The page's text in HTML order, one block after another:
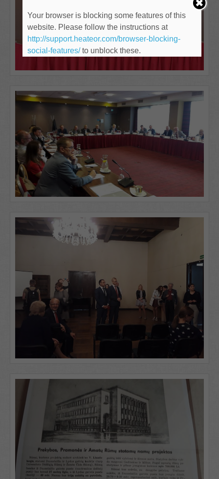
Your browser is blocking some features of this
website. Please follow the instructions at
http://support.heateor.com/browser-blocking-
social-features/to unblock these.